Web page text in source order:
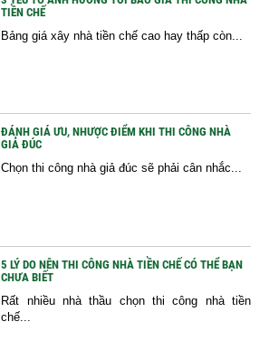
TIỀN CHẾ
Bảng giá xây nhà tiền chế cao hay thấp còn...
ĐÁNH GIÁ ƯU, NHƯỢC ĐIỂM KHI THI CÔNG NHÀ
GIẢ ĐÚC
Chọn thi công nhà giả đúc sẽ phải cân nhắc...
5 LÝ DO NÊN THI CÔNG NHÀ TIỀN CHẾ CÓ THỂ BẠN
CHƯA BIẾT
Rất nhiều nhà thầu chọn thi công nhà tiền
chế...